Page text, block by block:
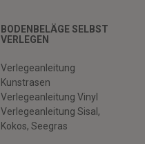
BODENBELÄGE SELBST
VERLEGEN
Verlegeanleitung
Kunstrasen
Verlegeanleitung Vinyl
Verlegeanleitung Sisal,
Kokos, Seegras